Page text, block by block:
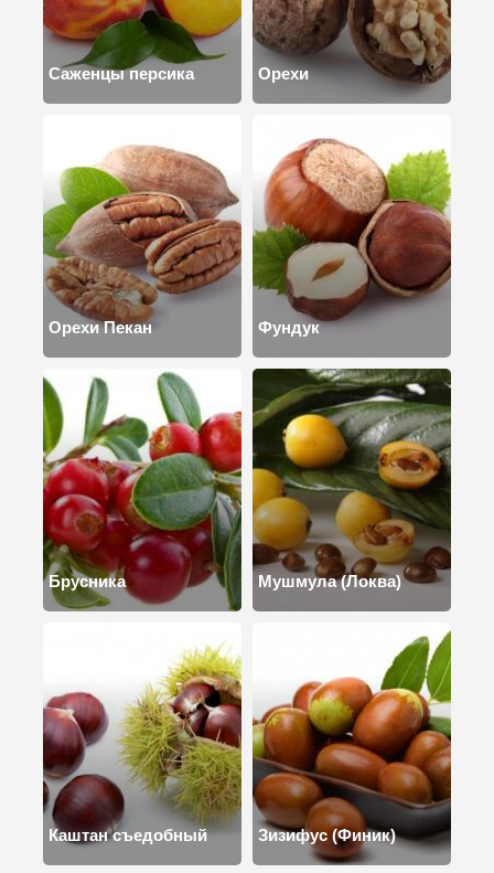
Саженцы персика Орехи
Орехи Пекан Фундук
Брусника Мушмула (Локва)
Каштан съедобный Зизифус (Финик)